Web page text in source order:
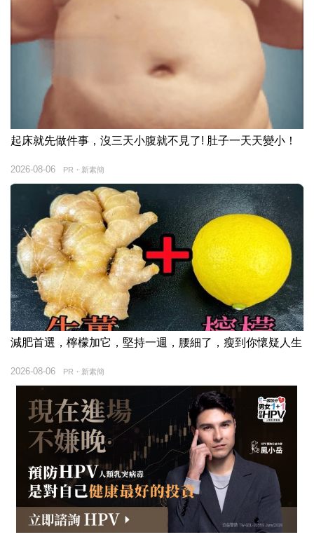
起床就先做件事，沒三天小腹就不見了! 肚子一天天變小！
PR・新素簡
2026-08-06
減肥首選，檸檬加它，堅持一週，腰細了，瘦到你懷疑人生
PR・新素簡
2026-08-06